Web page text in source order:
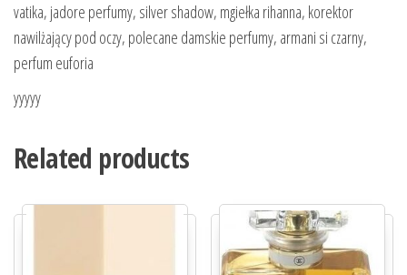
vatika, jadore perfumy, silver shadow, mgiełka rihanna, korektor
nawilżający pod oczy, polecane damskie perfumy, armani si czarny,
perfum euforia
yyyyy
Related products